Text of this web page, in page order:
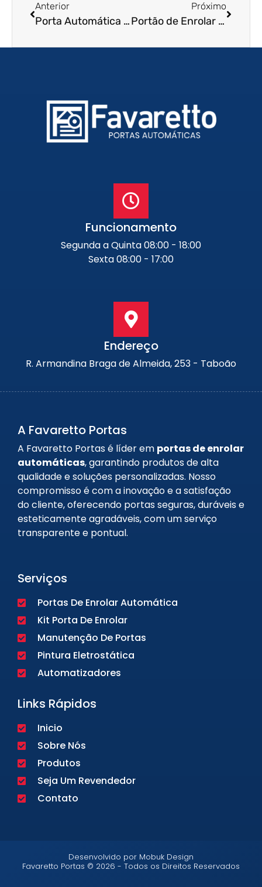
Anterior
Porta Automática de Enrolar em São Vicente – SP
Próximo
Portão de Enrolar em Porto Velho – RO
Funcionamento
Segunda a Quinta 08:00 - 18:00
Sexta 08:00 - 17:00
Endereço
R. Armandina Braga de Almeida, 253 - Taboão
A Favaretto Portas
A Favaretto Portas é líder em portas de enrolar
automáticas, garantindo produtos de alta
qualidade e soluções personalizadas. Nosso
compromisso é com a inovação e a satisfação
do cliente, oferecendo portas seguras, duráveis e
esteticamente agradáveis, com um serviço
transparente e pontual.
Serviços
Portas De Enrolar Automática
Kit Porta De Enrolar
Manutenção De Portas
Pintura Eletrostática
Automatizadores
Links Rápidos
Inicio
Sobre Nós
Produtos
Seja Um Revendedor
Contato
Desenvolvido por Mobuk Design
Favaretto Portas © 2026 - Todos os Direitos Reservados